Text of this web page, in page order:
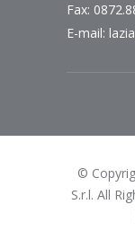
Fax:
E-mail:
©
S.r.l. All